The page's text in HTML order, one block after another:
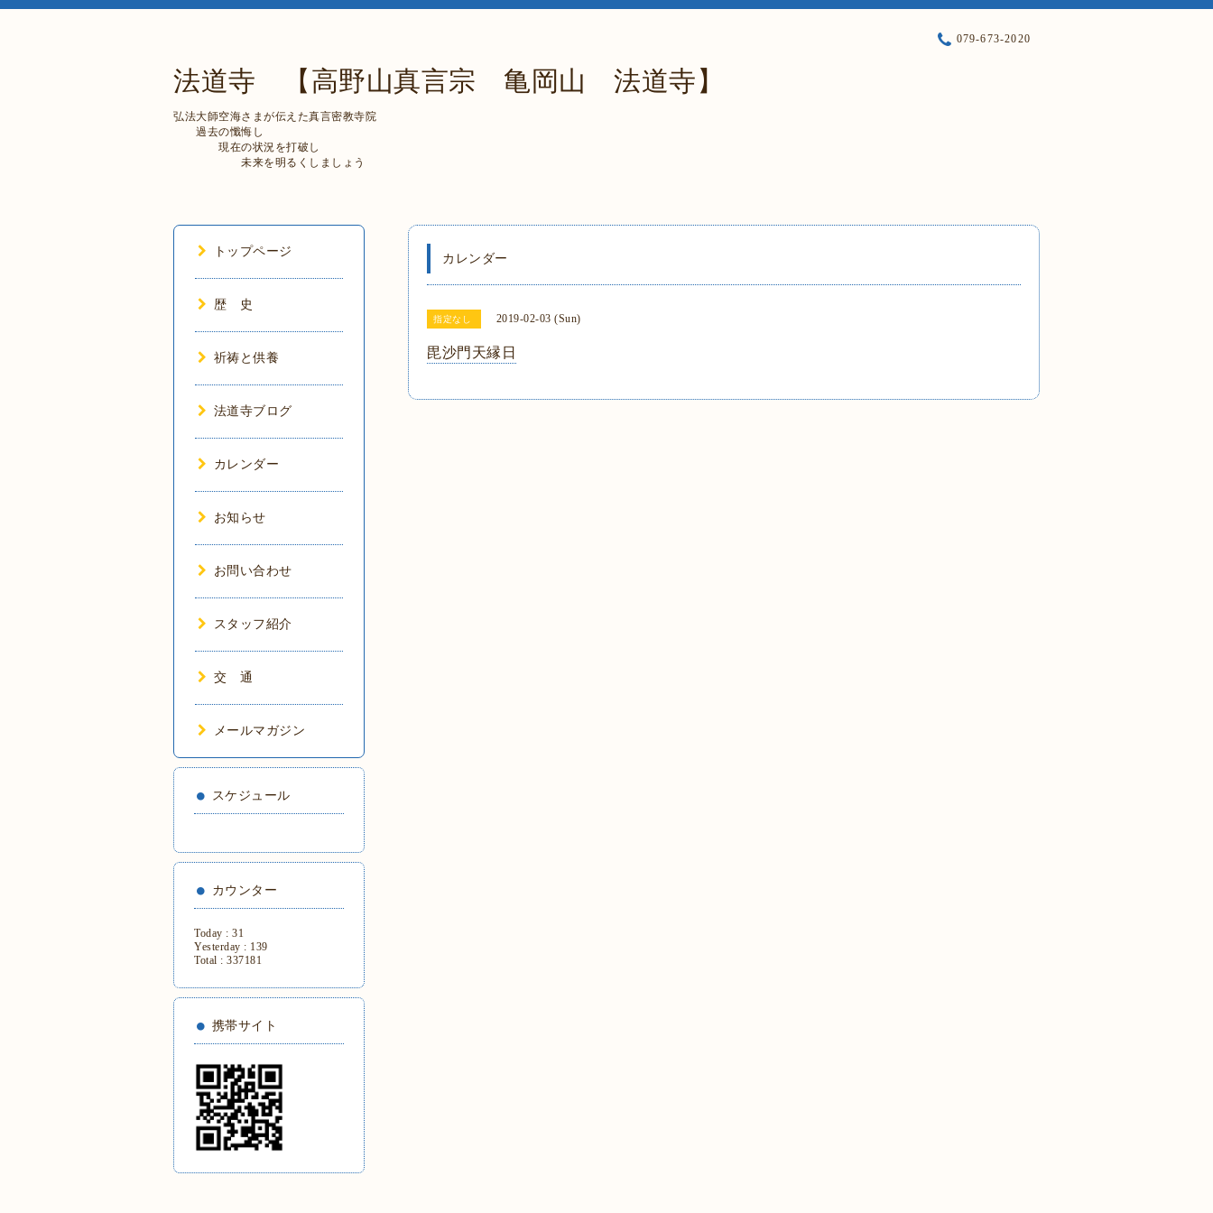
法道寺 【高野山真言宗 亀岡山 法道寺】
弘法大師空海さまが伝えた真言密教寺院
過去の懺悔し
現在の状況を打破し
未来を明るくしましょう
079-673-2020
カレンダー
指定なし 2019-02-03 (Sun)
毘沙門天縁日
トップページ
歴 史
祈祷と供養
法道寺ブログ
カレンダー
お知らせ
お問い合わせ
スタッフ紹介
交 通
メールマガジン
スケジュール
カウンター
Today : 31
Yesterday : 139
Total : 337181
携帯サイト